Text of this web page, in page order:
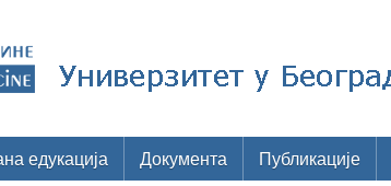
едукација Документа Публикације